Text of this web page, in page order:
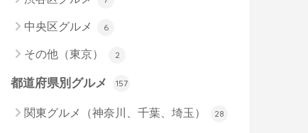
中央区グルメ 6
その他（東京） 2
都道府県別グルメ 157
関東グルメ（神奈川、千葉、埼玉） 28